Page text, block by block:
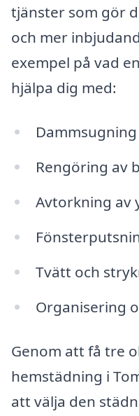
tjänster som gör
och mer
exempel på vad
hjälpa dig med:
Rengöring av
Avtorkning av
Tvätt och
Organisering
Genom att få tre
hemstädning i
att välja den